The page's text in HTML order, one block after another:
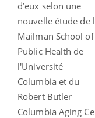
d’eux selon une
nouvelle étude de
Mailman School of
Public Health de
l'Université
Columbia et du
Robert Butler
Columbia Aging